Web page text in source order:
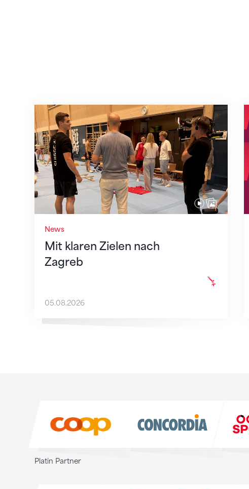
News
Mit klaren Zielen nach
Zagreb
Mit klaren Zielen nach Zagreb
05.08.2026
Platin Partner